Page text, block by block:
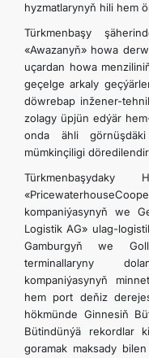
hyzmatlarynyň hili hem
Türkmenbaşy
«Awazanyň» howa
uçardan howa
geçelge arkaly
döwrebap inžener-
zolagy üpjün edýär
onda ähli
mümkinçiligi
kompaniýasynyň we
Logistik AG» ulag-
Gamburgyň we
terminallaryny
kompaniýasynyň
hem port deňiz
hökmünde Ginnesiň
Bütindünýä rekordlar
goramak maksady